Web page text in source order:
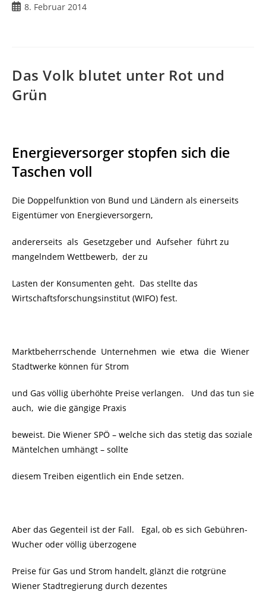
8. Februar 2014
Das Volk blutet unter Rot und
Grün
Energieversorger stopfen sich die
Taschen voll
Die Doppelfunktion von Bund und Ländern als einerseits
Eigentümer von Energieversorgern,
andererseits als Gesetzgeber und Aufseher führt zu
mangelndem Wettbewerb, der zu
Lasten der Konsumenten geht. Das stellte das
Wirtschaftsforschungsinstitut (WIFO) fest.
Marktbeherrschende Unternehmen wie etwa die Wiener
Stadtwerke können für Strom
und Gas völlig überhöhte Preise verlangen. Und das tun sie
auch, wie die gängige Praxis
beweist. Die Wiener SPÖ – welche sich das stetig das soziale
Mäntelchen umhängt – sollte
diesem Treiben eigentlich ein Ende setzen.
Aber das Gegenteil ist der Fall. Egal, ob es sich Gebühren-
Wucher oder völlig überzogene
Preise für Gas und Strom handelt, glänzt die rotgrüne
Wiener Stadtregierung durch dezentes